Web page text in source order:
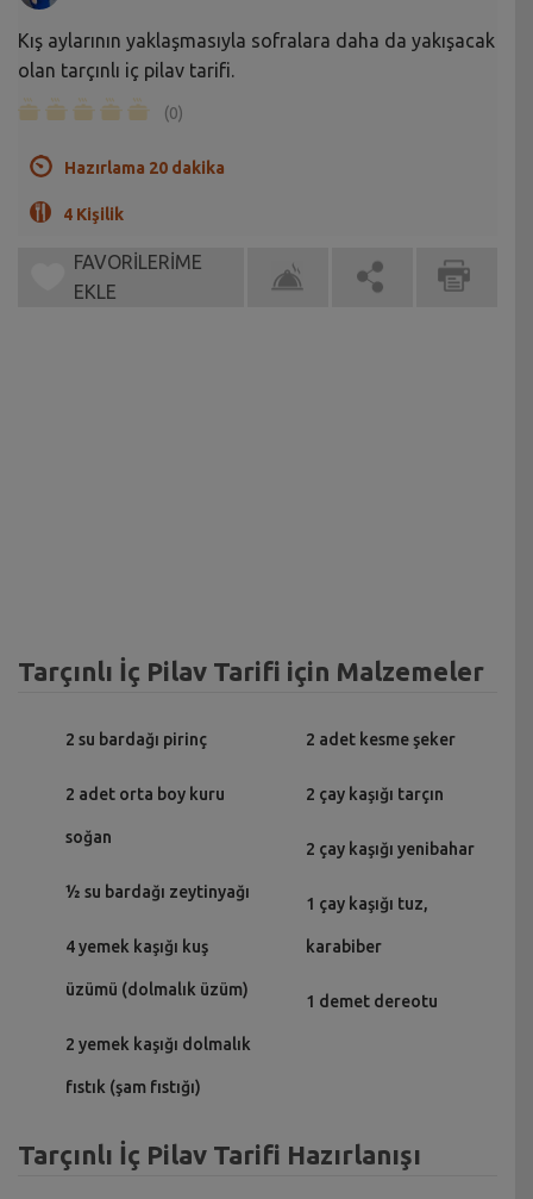
Kış aylarının yaklaşmasıyla sofralara daha da yakışacak
olan tarçınlı iç pilav tarifi.
(0)
Hazırlama 20 dakika
4 Kişilik
FAVORİLERİME
EKLE
Tarçınlı İç Pilav Tarifi için Malzemeler
2 su bardağı pirinç
2 adet orta boy kuru
soğan
½ su bardağı zeytinyağı
4 yemek kaşığı kuş
üzümü (dolmalık üzüm)
2 yemek kaşığı dolmalık
fıstık (şam fıstığı)
2 adet kesme şeker
2 çay kaşığı tarçın
2 çay kaşığı yenibahar
1 çay kaşığı tuz,
karabiber
1 demet dereotu
Tarçınlı İç Pilav Tarifi Hazırlanışı